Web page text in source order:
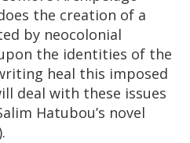
the creation of a
by neocolonial
the identities of the
heal this imposed
deal with these issues
Hatubou’s novel